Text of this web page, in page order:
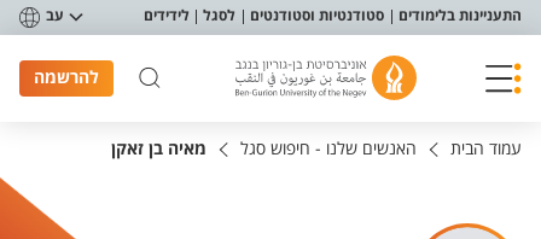
תפריט נגישות
התעניינות בלימודים סטודנטיות וסטודנטים לסגל לידידים עב
להרשמה
עמוד הבית האנשים שלנו - חיפוש סגל מאיה בן זאקן